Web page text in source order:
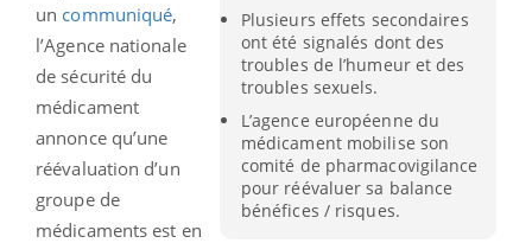
Plusieurs effets secondaires
ont été signalés dont des
troubles de l’humeur et des
troubles sexuels.
L’agence européenne du
médicament mobilise son
comité de pharmacovigilance
pour réévaluer sa balance
bénéfices / risques.
un communiqué,
l’Agence nationale
de sécurité du
médicament
annonce qu’une
réévaluation d’un
groupe de
médicaments est en